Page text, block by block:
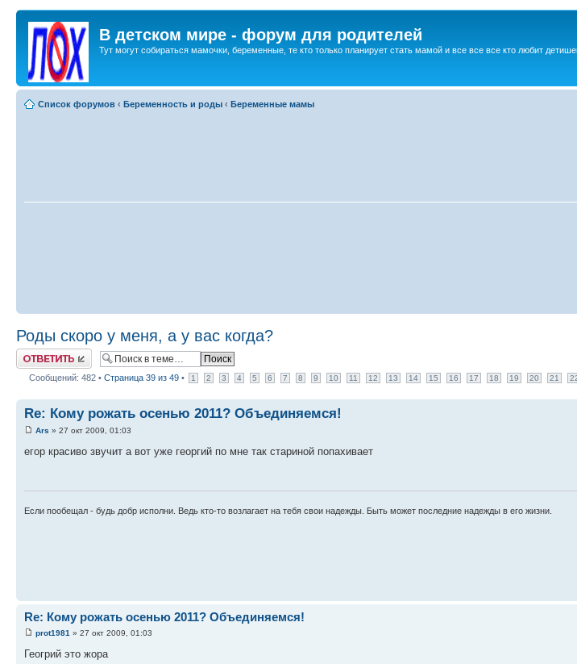
В детском мире - форум для родителей
Тут могут собираться мамочки, беременные, те кто только планирует стать мамой и все все все кто любит
Список форумов ‹ Беременность и роды ‹ Беременные мамы
Роды скоро у меня, а у вас когда?
Ответить
Сообщений: 482 • Страница 39 из 49 • 1 2 3 4 5 6 7 8 9 10 11 12 13 14 15 16 17 18 19 20 21
Re: Кому рожать осенью 2011? Объединяемся!
Ars » 27 окт 2009, 01:03
егор красиво звучит а вот уже георгий по мне так стариной попахивает
Если пообещал - будь добр исполни. Ведь кто-то возлагает на тебя свои надежды. Быть может последние надежды в его жизни.
Re: Кому рожать осенью 2011? Объединяемся!
prot1981 » 27 окт 2009, 01:03
Геогрий это жора